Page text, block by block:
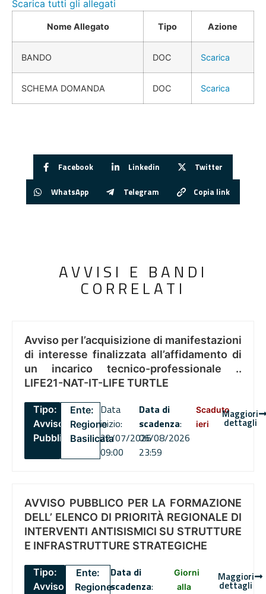
Scarica tutti gli allegati
Nome Allegato Tipo Azione
BANDO DOC Scarica
SCHEMA DOMANDA DOC Scarica
Facebook Linkedin Twitter
WhatsApp Telegram Copia link
AVVISI E BANDI
CORRELATI
Avviso per l’acquisizione di manifestazioni
di interesse finalizzata all’affidamento di
un incarico tecnico-professionale ..
LIFE21-NAT-IT-LIFE TURTLE
Tipo:
Avviso
Pubblico
Ente:
Regione
Basilicata
Data
inizio:
22/07/2026
09:00
Data di
scadenza:
06/08/2026
23:59
Scaduto
ieri
Maggiori
dettagli
AVVISO PUBBLICO PER LA FORMAZIONE
DELL’ ELENCO DI PRIORITÀ REGIONALE DI
INTERVENTI ANTISISMICI SU STRUTTURE
E INFRASTRUTTURE STRATEGICHE
Tipo:
Avviso
Ente:
Regione
Data di
scadenza:
Giorni
alla
Maggiori
dettagli